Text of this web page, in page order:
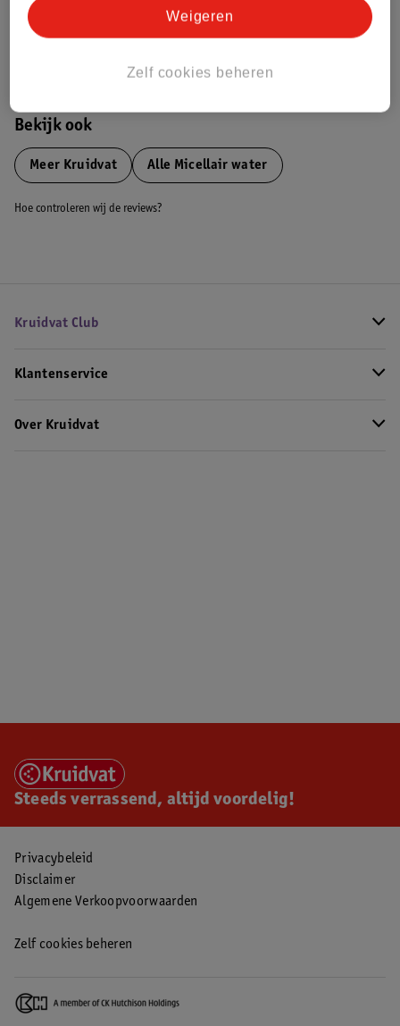
Bekijk ook
Meer Kruidvat Alle Micellair water
Hoe controleren wij de reviews?
Kruidvat Club
Klantenservice
Over Kruidvat
Steeds verrassend, altijd voordelig!
Privacybeleid
Disclaimer
Algemene Verkoopvoorwaarden
Zelf cookies beheren
Zelf cookies beheren
Weigeren